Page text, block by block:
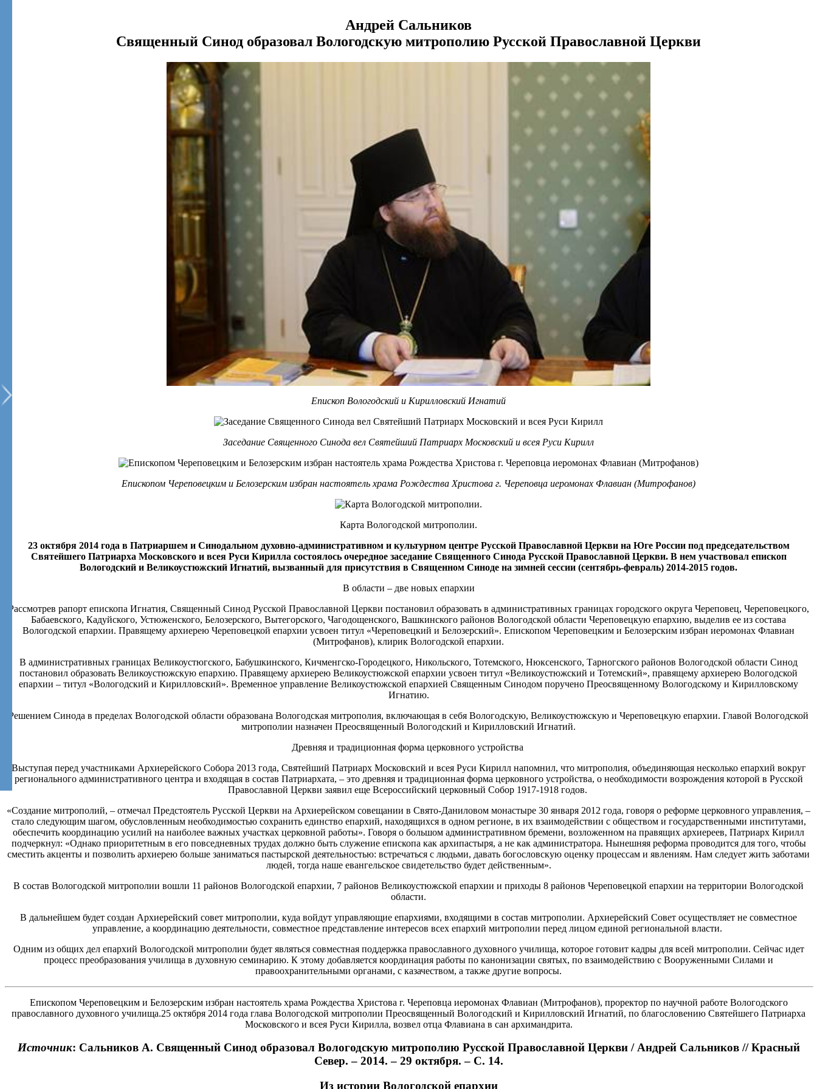
Андрей Сальников
Священный Синод образовал Вологодскую митрополию Русской Православной Церкви
Епископ Вологодский и Кирилловский Игнатий
Заседание Священного Синода вел Святейший Патриарх Московский и всея Руси Кирилл
Епископом Череповецким и Белозерским избран настоятель храма Рождества Христова г. Череповца иеромонах Флавиан (Митрофанов)
Карта Вологодской митрополии.
23 октября 2014 года в Патриаршем и Синодальном духовно-административном и культурном центре Русской Православной Церкви на Юге России под председательством
Святейшего Патриарха Московского и всея Руси Кирилла состоялось очередное заседание Священного Синода Русской Православной Церкви. В нем участвовал епископ
Вологодский и Великоустюжский Игнатий, вызванный для присутствия в Священном Синоде на зимней сессии (сентябрь-февраль) 2014-2015 годов.
В области – две новых епархии
Рассмотрев рапорт епископа Игнатия, Священный Синод Русской Православной Церкви постановил образовать в административных границах городского округа Череповец, Череповецкого,
Бабаевского, Кадуйского, Устюженского, Белозерского, Вытегорского, Чагодощенского, Вашкинского районов Вологодской области Череповецкую епархию, выделив ее из состава
Вологодской епархии. Правящему архиерею Череповецкой епархии усвоен титул «Череповецкий и Белозерский». Епископом Череповецким и Белозерским избран иеромонах Флавиан
(Митрофанов), клирик Вологодской епархии.
В административных границах Великоустюгского, Бабушкинского, Кичменгско-Городецкого, Никольского, Тотемского, Нюксенского, Тарногского районов Вологодской области Синод
постановил образовать Великоустюжскую епархию. Правящему архиерею Великоустюжской епархии усвоен титул «Великоустюжский и Тотемский», правящему архиерею Вологодской
епархии – титул «Вологодский и Кирилловский». Временное управление Великоустюжской епархией Священным Синодом поручено Преосвященному Вологодскому и Кирилловскому
Игнатию.
Решением Синода в пределах Вологодской области образована Вологодская митрополия, включающая в себя Вологодскую, Великоустюжскую и Череповецкую епархии. Главой Вологодской
митрополии назначен Преосвященный Вологодский и Кирилловский Игнатий.
Древняя и традиционная форма церковного устройства
Выступая перед участниками Архиерейского Собора 2013 года, Святейший Патриарх Московский и всея Руси Кирилл напомнил, что митрополия, объединяющая несколько епархий вокруг
регионального административного центра и входящая в состав Патриархата, – это древняя и традиционная форма церковного устройства, о необходимости возрождения которой в Русской
Православной Церкви заявил еще Всероссийский церковный Собор 1917-1918 годов.
«Создание митрополий, – отмечал Предстоятель Русской Церкви на Архиерейском совещании в Свято-Даниловом монастыре 30 января 2012 года, говоря о реформе церковного управления, –
стало следующим шагом, обусловленным необходимостью сохранить единство епархий, находящихся в одном регионе, в их взаимодействии с обществом и государственными институтами,
обеспечить координацию усилий на наиболее важных участках церковной работы». Говоря о большом административном бремени, возложенном на правящих архиереев, Патриарх Кирилл
подчеркнул: «Однако приоритетным в его повседневных трудах должно быть служение епископа как архипастыря, а не как администратора. Нынешняя реформа проводится для того, чтобы
сместить акценты и позволить архиерею больше заниматься пастырской деятельностью: встречаться с людьми, давать богословскую оценку процессам и явлениям. Нам следует жить заботами
людей, тогда наше евангельское свидетельство будет действенным».
В состав Вологодской митрополии вошли 11 районов Вологодской епархии, 7 районов Великоустюжской епархии и приходы 8 районов Череповецкой епархии на территории Вологодской
области.
В дальнейшем будет создан Архиерейский совет митрополии, куда войдут управляющие епархиями, входящими в состав митрополии. Архиерейский Совет осуществляет не совместное
управление, а координацию деятельности, совместное представление интересов всех епархий митрополии перед лицом единой региональной власти.
Одним из общих дел епархий Вологодской митрополии будет являться совместная поддержка православного духовного училища, которое готовит кадры для всей митрополии. Сейчас идет
процесс преобразования училища в духовную семинарию. К этому добавляется координация работы по канонизации святых, по взаимодействию с Вооруженными Силами и
правоохранительными органами, с казачеством, а также другие вопросы.
Епископом Череповецким и Белозерским избран настоятель храма Рождества Христова г. Череповца иеромонах Флавиан (Митрофанов), проректор по научной работе Вологодского
православного духовного училища.25 октября 2014 года глава Вологодской митрополии Преосвященный Вологодский и Кирилловский Игнатий, по благословению Святейшего Патриарха
Московского и всея Руси Кирилла, возвел отца Флавиана в сан архимандрита.
Источник: Сальников А. Священный Синод образовал Вологодскую митрополию Русской Православной Церкви / Андрей Сальников // Красный
Север. – 2014. – 29 октября. – С. 14.
Из истории Вологодской епархии